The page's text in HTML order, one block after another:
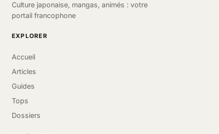
Culture japonaise, mangas, animés : votre
portail francophone
EXPLORER
Accueil
Articles
Guides
Tops
Dossiers